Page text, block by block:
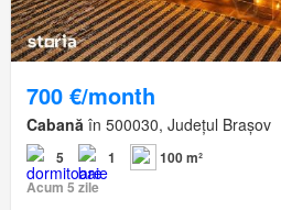
700 €/month
Cabană în 500030, Județul Brașov
5 1
100 m²
Acum 5 zile